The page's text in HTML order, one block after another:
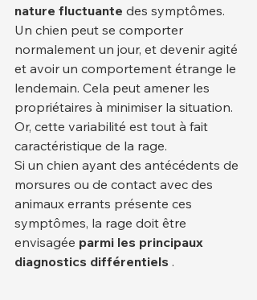
nature fluctuante des symptômes.
Un chien peut se comporter
normalement un jour, et devenir agité
et avoir un comportement étrange le
lendemain. Cela peut amener les
propriétaires à minimiser la situation.
Or, cette variabilité est tout à fait
caractéristique de la rage.
Si un chien ayant des antécédents de
morsures ou de contact avec des
animaux errants présente ces
symptômes, la rage doit être
envisagée parmi les principaux
diagnostics différentiels .